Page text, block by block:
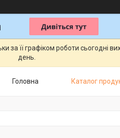
за її графіком роботи сьогодні
день.
Головна Каталог